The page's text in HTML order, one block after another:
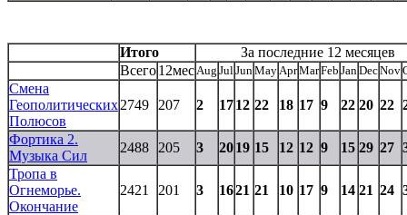
Итого
За последние 12 месяцев
Всего12мес Aug Jul Jun May AprMarFeb Jan DecNov
Смена
Геополитических
Полюсов
2749 207 2 1712 22 18 17 9 22 20 22
Фортика 2.
Музыка Сил
2488 205 3 2019 15 12 12 9 15 29 27
Тропа в
Огнеморье.
Окончание
2421 201 3 1621 21 10 17 9 14 21 24